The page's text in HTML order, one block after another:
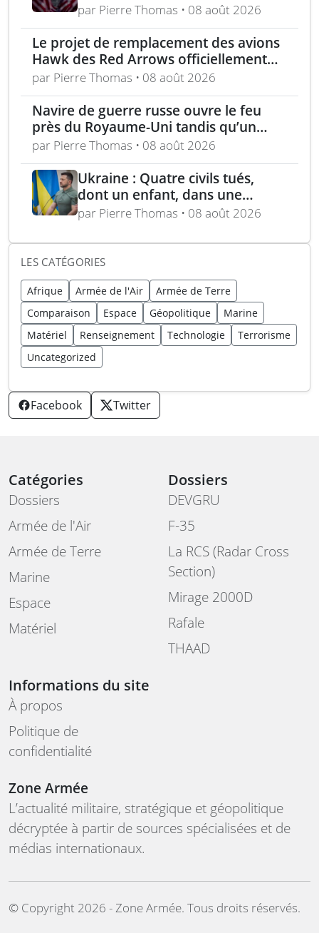
pour frappes de précision
longue portée
par Pierre Thomas • 08 août 2026
Le projet de remplacement des avions
Hawk des Red Arrows officiellement
lancé
par Pierre Thomas • 08 août 2026
Navire de guerre russe ouvre le feu
près du Royaume-Uni tandis qu’un
bateau britannique se rapproche
par Pierre Thomas • 08 août 2026
Ukraine : Quatre civils tués,
dont un enfant, dans une
attaque russe par missile
balistique sur Kiev – Deux
raffineries russes visées par
l’Ukraine
par Pierre Thomas • 08 août 2026
LES CATÉGORIES
Afrique Armée de l'Air
Armée de Terre
Comparaison
Espace Géopolitique
Marine
Matériel
Renseignement Technologie
Terrorisme
Uncategorized
Facebook Twitter
Catégories
Dossiers
Armée de l'Air
Armée de Terre
Marine
Espace
Matériel
Dossiers
DEVGRU
F-35
La RCS (Radar Cross
Section)
Mirage 2000D
Rafale
THAAD
Informations du site
À propos
Politique de
confidentialité
Zone Armée
L’actualité militaire, stratégique et géopolitique
décryptée à partir de sources spécialisées et de
médias internationaux.
©️ Copyright 2026 - Zone Armée. Tous droits réservés.